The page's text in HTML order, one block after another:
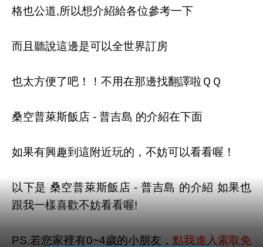
格也公道,所以想介紹給各位參考一下
而且聽說這邊是可以全世界訂房
也太方便了吧！！不用在那邊找翻譯啦ＱＱ
桑空普萊斯飯店 - 普吉島 的介紹在下面
如果有興趣到這附近玩的，不妨可以看看喔！
以下是 桑空普萊斯飯店 - 普吉島 的介紹 如果也
跟我一樣喜歡不妨看看喔!
PS.若您家裡有0~4歲的小朋友，點我進入索取免